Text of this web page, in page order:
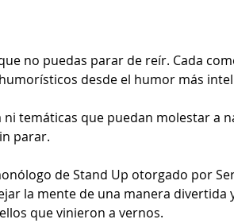
no puedas parar de reír. Cada
desde el humor más
ni temáticas que puedan molestar a
parar.
de Stand Up otorgado por
la mente de una manera divertida
que vinieron a vernos.